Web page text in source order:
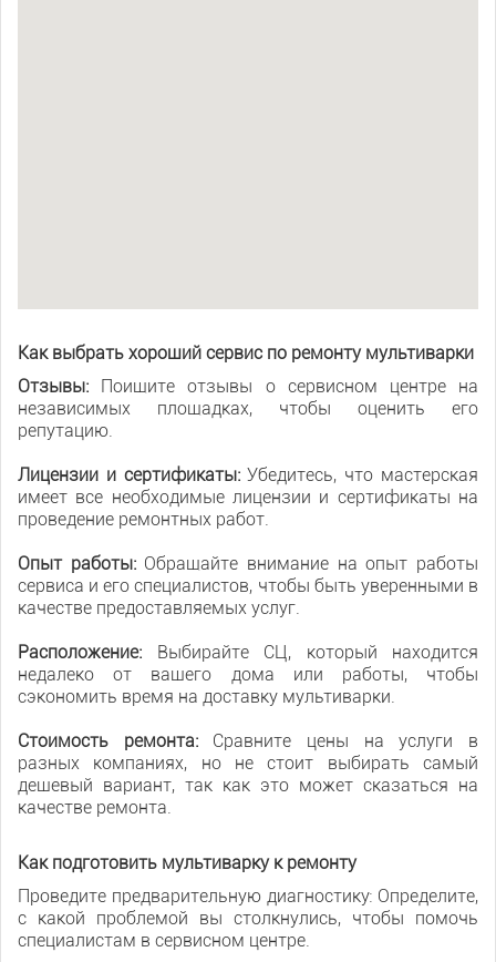
Как выбрать хороший сервис по ремонту мультиварки
Отзывы: Поищите отзывы о сервисном центре на
независимых площадках, чтобы оценить его
репутацию.
Лицензии и сертификаты:Убедитесь, что мастерская
имеет все необходимые лицензии и сертификаты на
проведение ремонтных работ.
Опыт работы:Обращайте внимание на опыт работы
сервиса и его специалистов, чтобы быть уверенными в
качестве предоставляемых услуг.
Расположение: Выбирайте СЦ, который находится
недалеко от вашего дома или работы, чтобы
сэкономить время на доставку мультиварки.
Стоимость ремонта:Сравните цены на услуги в
разных компаниях, но не стоит выбирать самый
дешевый вариант, так как это может сказаться на
качестве ремонта.
Как подготовить мультиварку к ремонту
Проведите предварительную диагностику: Определите,
с какой проблемой вы столкнулись, чтобы помочь
специалистам в сервисном центре.